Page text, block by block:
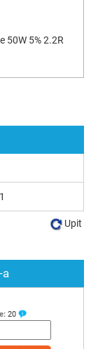
50W 5% 2.2R
a
20
Upit